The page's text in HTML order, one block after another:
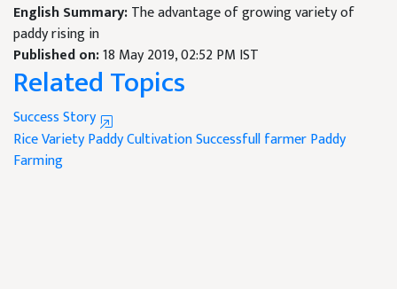
English Summary:The advantage of growing variety of
paddy rising in
Published on:18 May 2019, 02:52 PM IST
Related Topics
Success Story
Rice VarietyPaddy CultivationSuccessfull farmerPaddy
Farming